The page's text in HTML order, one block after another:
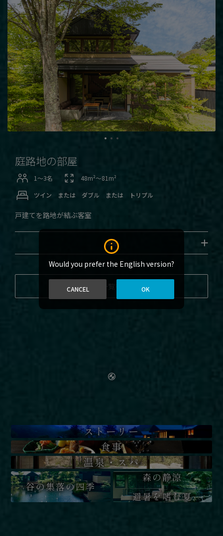
Would you prefer the English version?
CANCEL OK
庭路地の部屋
1〜3名
48m²〜81m²
ツイン または ダブル または トリプル
戸建てを路地が結ぶ客室
詳細
部屋一覧を見る
ストーリー
食事
温泉・スパ
谷の集落の四季
森の静涼
避暑を嗜む夏